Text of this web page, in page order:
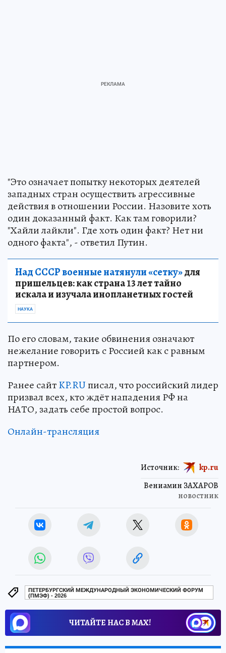
"Это означает попытку некоторых деятелей
западных стран осуществить агрессивные
действия в отношении России. Назовите хоть
один доказанный факт. Как там говорили?
"Хайли лайкли". Где хоть один факт? Нет ни
одного факта", - ответил Путин.
Над СССР военные натянули «сетку»для
пришельцев: как страна 13 лет тайно
искала и изучала инопланетных гостей
НАУКА
По его словам, такие обвинения означают
нежелание говорить с Россией как с равным
партнером.
Ранее сайтKP.RUписал, что российский лидер
призвал всех, кто ждёт нападения РФ на
НАТО, задать себе простой вопрос.
Онлайн-трансляция
Вениамин ЗАХАРОВ
новостник
Источник: kp.ru
ПЕТЕРБУРГСКИЙ МЕЖДУНАРОДНЫЙ ЭКОНОМИЧЕСКИЙ ФОРУМ
(ПМЭФ) - 2026
ЧИТАЙТЕ НАС В МАХ!